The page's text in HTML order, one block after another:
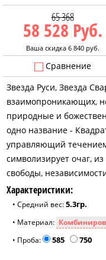
65 368
58 528 Руб.
Ваша скидка 6 840 руб.
Сравнение
Звезда Руси, Звезда
взаимопроникающих,
природные и
одно название -
управляющий
символизирует очаг,
свободы,
Характеристики:
• Средний вес:5.3гр.
• Материал:
• Проба:
585 750